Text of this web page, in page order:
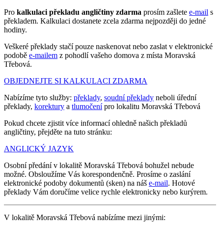
Pro kalkulaci překladu angličtiny zdarma prosím zašlete e-mail s
překladem. Kalkulaci dostanete zcela zdarma nejpozději do jedné
hodiny.
Veškeré překlady stačí pouze naskenovat nebo zaslat v elektronické
podobě e-mailem z pohodlí vašeho domova z místa Moravská
Třebová.
OBJEDNEJTE SI KALKULACI ZDARMA
Nabízíme tyto služby: překlady, soudní překlady neboli úřední
překlady, korektury a tlumočenípro lokalitu Moravská Třebová
Pokud chcete zjistit více informací ohledně našich překladů
angličtiny, přejděte na tuto stránku:
ANGLICKÝ JAZYK
Osobní předání v lokalitě Moravská Třebová bohužel nebude
možné. Obsloužíme Vás korespondenčně. Prosíme o zaslání
elektronické podoby dokumentů (sken) na náš e-mail. Hotové
překlady Vám doručíme velice rychle elektronicky nebo kurýrem.
V lokalitě Moravská Třebová nabízíme mezi jinými: